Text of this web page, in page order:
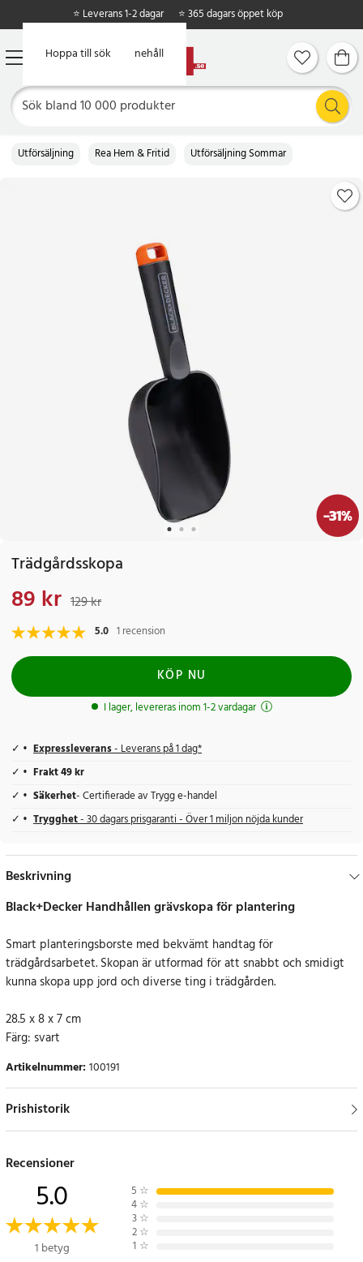
Hoppa till huvudinnehåll
Hoppa till sök
⭐ Leverans 1-2 dagar ⭐ 365 dagars öppet köp
Utförsäljning Rea Hem & Fritid Utförsäljning Sommar
-31%
Trädgårdsskopa
Nuvarande pris
89 kr 129 kr
5.0 1 recension
KÖP NU
I lager, levereras inom 1-2 vardagar
Expressleverans- Leverans på 1 dag*
Frakt 49 kr
Säkerhet- Certifierade av Trygg e-handel
Trygghet- 30 dagars prisgaranti - Över 1 miljon nöjda kunder
Beskrivning
Black+Decker Handhållen grävskopa för plantering
Smart planteringsborste med bekvämt handtag för
trädgårdsarbetet. Skopan är utformad för att snabbt och smidigt
kunna skopa upp jord och diverse ting i trädgården.
28.5 x 8 x 7 cm
Färg: svart
Artikelnummer:100191
Prishistorik
Recensioner
5.0
1 betyg
5 ☆
4 ☆
3 ☆
2 ☆
1 ☆